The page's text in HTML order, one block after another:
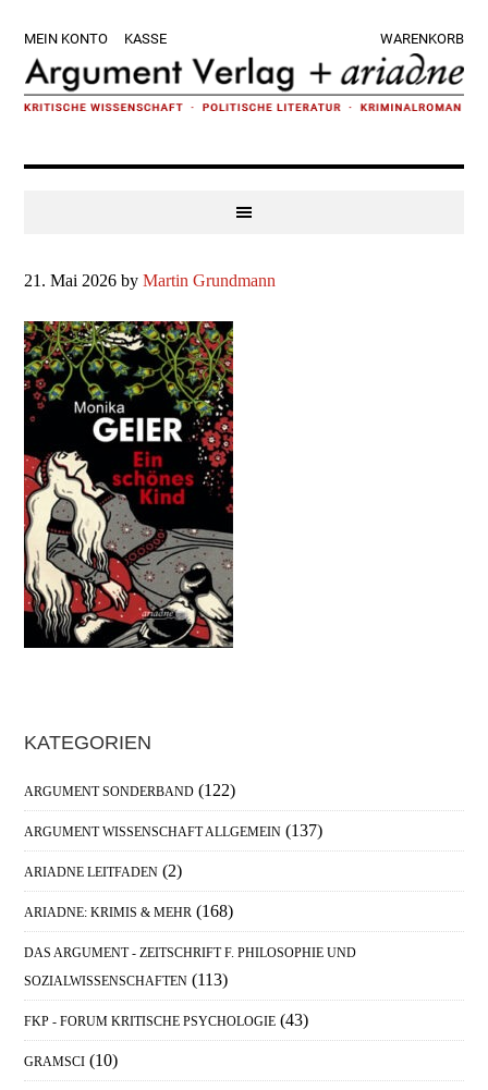
Hauptnavigation
springen
main
content
Hauptsidebar
springen
Fußzeile
springen
MEIN KONTO KASSE WARENKORB
21. Mai 2026 byMartin Grundmann
Haupt-
Sidebar
KATEGORIEN
ARGUMENT SONDERBAND (122)
ARGUMENT WISSENSCHAFT ALLGEMEIN (137)
ARIADNE LEITFADEN (2)
ARIADNE: KRIMIS & MEHR (168)
DAS ARGUMENT - ZEITSCHRIFT F. PHILOSOPHIE UND
SOZIALWISSENSCHAFTEN (113)
FKP - FORUM KRITISCHE PSYCHOLOGIE (43)
GRAMSCI (10)